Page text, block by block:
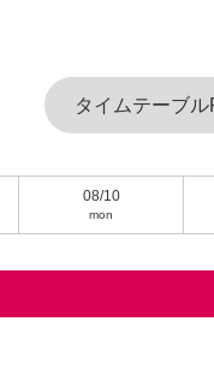
タイムテーブ
08/10
mon